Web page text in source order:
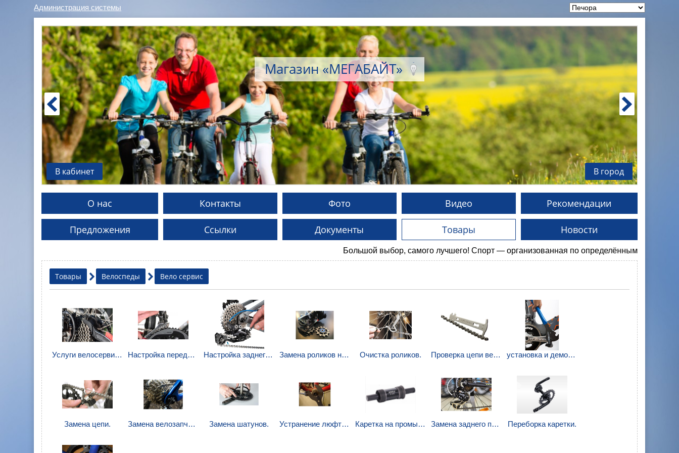
Администрация системы
В кабинет В город
Магазин «МЕГАБАЙТ»
О нас Контакты Фото Видео Рекомендации
Предложения Ссылки Документы Товары Новости
Большой выбор, самого лучшего! Спорт — организованная по определённым правилам
Товары Велоспеды Вело сервис
Услуги велосервиса. Настройка переднего переключателя. Настройка заднего переключателя. Замена роликов на велосипеде. Очистка роликов. Проверка цепи велосипеда. установка и демонтаж педалей велосипеда.
Замена цепи. Замена велозапчасти. Замена шатунов. Устранение люфтов. Каретка на промышленных подшипниках. Замена заднего переключателя. Переборка каретки.